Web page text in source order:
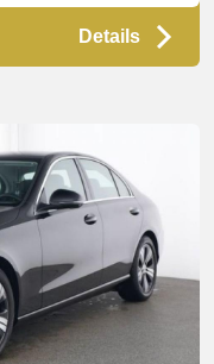
Details